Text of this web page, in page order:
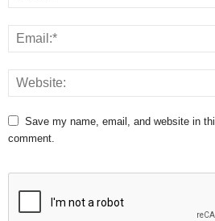
Save my name, email, and website in
comment.